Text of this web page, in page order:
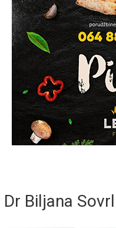
Dr Biljana